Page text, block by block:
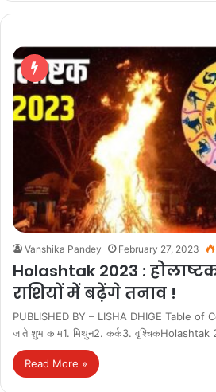
Vanshika Pandey February 27, 2023
Holashtak 2023 :
राशियों में बढ़ेंगे तनाव !
PUBLISHED BY – LISHA DHIGE Table of
जाते शुभ काम1. मिथुन2. कर्क3.
Read More »